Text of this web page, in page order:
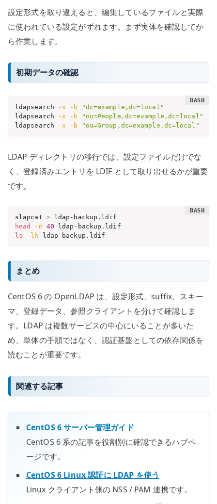
設定形式を取り違えると、編集しているファイルと実際
に使われている設定がずれます。まず実体を確認してか
ら作業します。
初期データの確認
ldapsearch -x -b
"dc=example,dc=local"
ldapsearch
-x -b
"ou=People,dc=example,dc=local"
ldapsearch
-x -b "ou=Group,dc=example,dc=local"
LDAP ディレクトリの移行では、設定ファイルだけでな
く、登録済みエントリを LDIF として取り出せるかが重要
です。
slapcat >
head
-n 40
ls
-lh ldap-backup.ldif
まとめ
CentOS 6 の OpenLDAP は、設定形式、suffix、スキー
マ、登録データ、参照クライアントを分けて確認しま
す。LDAP は複数サービスの中心にいることが多いた
め、単体の手順ではなく、認証基盤としての依存関係を
読むことが重要です。
関連する記事
CentOS 6 サーバー管理ガイド
CentOS 6 系の記事を役割別に確認できるハブペ
ージです。
CentOS 6 Linux 認証に LDAP を使う
Linux クライアント側の NSS / PAM 連携です。